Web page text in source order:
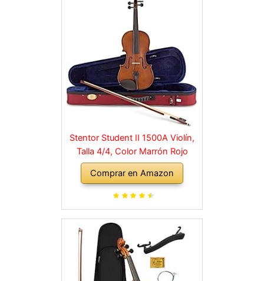
Stentor Student II 1500A Violín,
Talla 4/4, Color Marrón Rojo
Comprar en Amazon